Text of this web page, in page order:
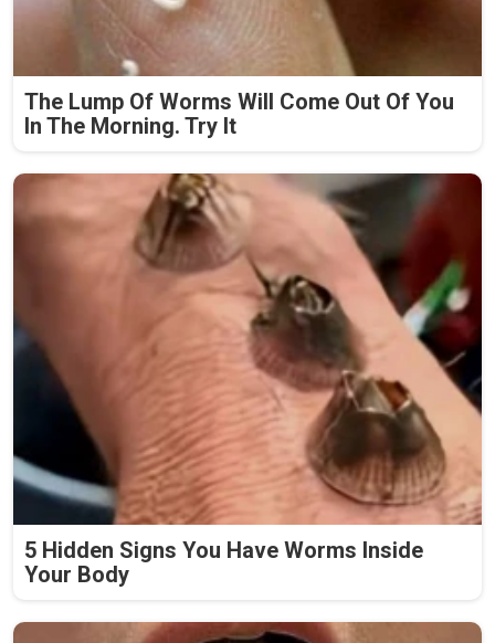
The Lump Of Worms Will Come Out Of You
In The Morning. Try It
5 Hidden Signs You Have Worms Inside
Your Body